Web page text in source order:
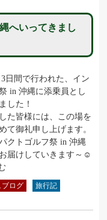
へいってきまし
日間で行われた、イン
in 沖縄に添乗員とし
した！
た皆様には、この場を
て御礼申し上げます。
クトゴルフ祭 in 沖縄
届けしていきます～☺
ブログ 旅行記